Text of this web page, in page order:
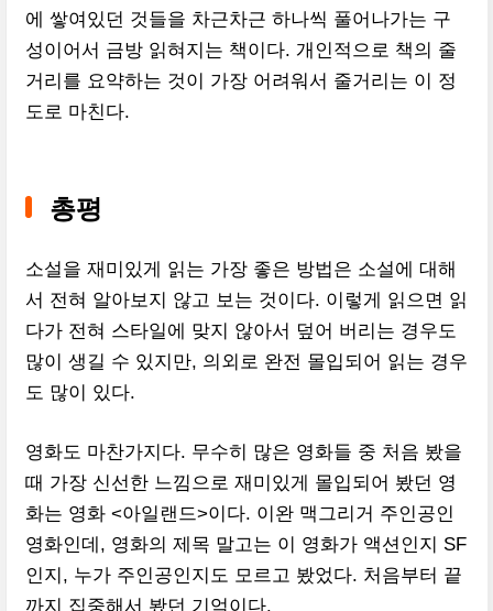
에 쌓여있던 것들을 차근차근 하나씩 풀어나가는 구
성이어서 금방 읽혀지는 책이다. 개인적으로 책의 줄
거리를 요약하는 것이 가장 어려워서 줄거리는 이 정
도로 마친다.
총평
소설을 재미있게 읽는 가장 좋은 방법은 소설에 대해
서 전혀 알아보지 않고 보는 것이다. 이렇게 읽으면 읽
다가 전혀 스타일에 맞지 않아서 덮어 버리는 경우도
많이 생길 수 있지만, 의외로 완전 몰입되어 읽는 경우
도 많이 있다.
영화도 마찬가지다. 무수히 많은 영화들 중 처음 봤을
때 가장 신선한 느낌으로 재미있게 몰입되어 봤던 영
화는 영화 <아일랜드>이다. 이완 맥그리거 주인공인
영화인데, 영화의 제목 말고는 이 영화가 액션인지 SF
인지, 누가 주인공인지도 모르고 봤었다. 처음부터 끝
까지 집중해서 봤던 기억이다.